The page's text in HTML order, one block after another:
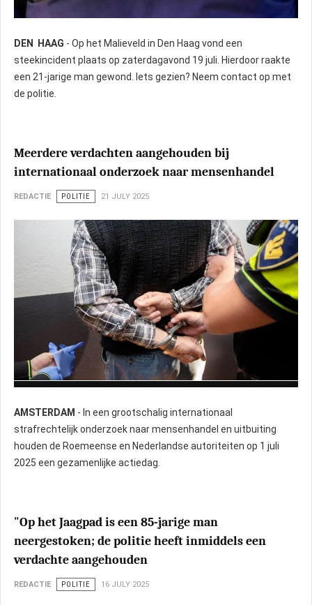
DEN HAAG - Op het Malieveld in Den Haag vond een
steekincident plaats op zaterdagavond 19 juli. Hierdoor raakte
een 21-jarige man gewond. Iets gezien? Neem contact op met
de politie.
Meerdere verdachten aangehouden bij
internationaal onderzoek naar mensenhandel
REDACTIE POLITIE 21 JULY 2025
AMSTERDAM - In een grootschalig internationaal
strafrechtelijk onderzoek naar mensenhandel en uitbuiting
houden de Roemeense en Nederlandse autoriteiten op 1 juli
2025 een gezamenlijke actiedag.
"Op het Jaagpad is een 85-jarige man
neergestoken; de politie heeft inmiddels een
verdachte aangehouden
REDACTIE POLITIE 16 JULY 2025